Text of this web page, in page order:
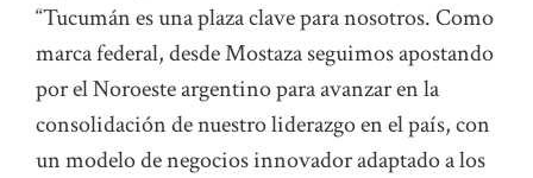
“Tucumán es una plaza clave para nosotros. Como
marca federal, desde Mostaza seguimos apostando
por el Noroeste argentino para avanzar en la
consolidación de nuestro liderazgo en el país, con
un modelo de negocios innovador adaptado a los